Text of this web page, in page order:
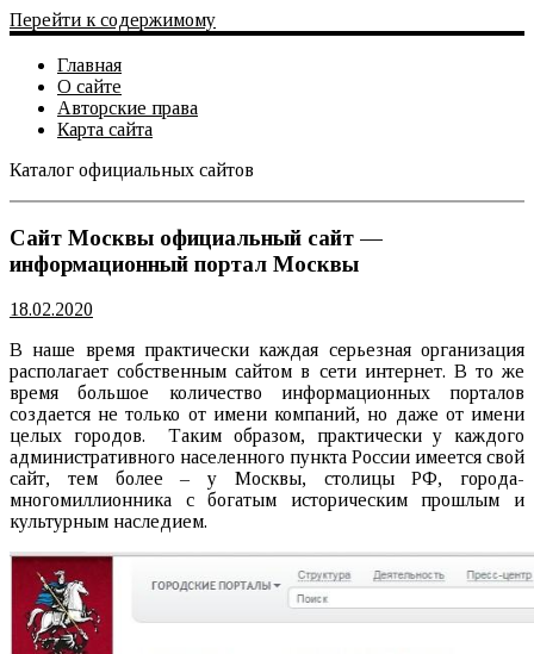
Перейти к содержимому
Главная
О сайте
Авторские права
Карта сайта
Каталог официальных сайтов
Сайт Москвы официальный сайт —
информационный портал Москвы
18.02.2020
В наше время практически каждая серьезная организация
располагает собственным сайтом в сети интернет. В то же
время большое количество информационных порталов
создается не только от имени компаний, но даже от имени
целых городов. Таким образом, практически у каждого
административного населенного пункта России имеется свой
сайт, тем более – у Москвы, столицы РФ, города-
многомиллионника с богатым историческим прошлым и
культурным наследием.